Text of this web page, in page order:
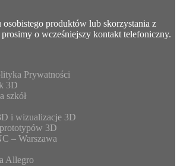
produktów lub skorzystania z
o wcześniejszy kontakt telefoniczny.
Prywatności
3D
szkół
i wizualizacje 3D
3D
– Warszawa
Allegro